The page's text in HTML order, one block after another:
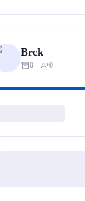
成、使用、
Brck
inventory_20 person_add0